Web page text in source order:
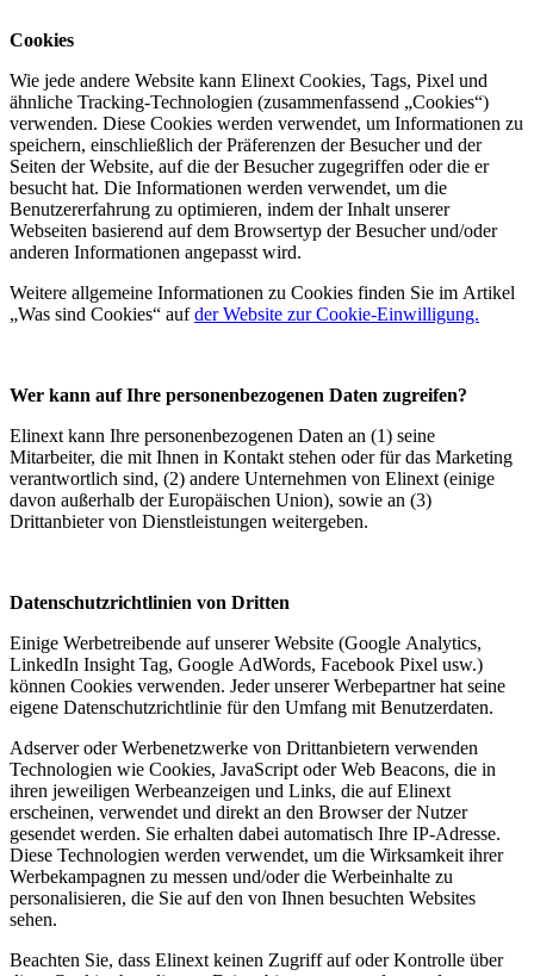
Cookies
Wie jede andere Website kann Elinext Cookies, Tags, Pixel und
ähnliche Tracking-Technologien (zusammenfassend „Cookies“)
verwenden. Diese Cookies werden verwendet, um Informationen zu
speichern, einschließlich der Präferenzen der Besucher und der
Seiten der Website, auf die der Besucher zugegriffen oder die er
besucht hat. Die Informationen werden verwendet, um die
Benutzererfahrung zu optimieren, indem der Inhalt unserer
Webseiten basierend auf dem Browsertyp der Besucher und/oder
anderen Informationen angepasst wird.
Weitere allgemeine Informationen zu Cookies finden Sie im Artikel
„Was sind Cookies“ aufder Website zur Cookie-Einwilligung.
Wer kann auf Ihre personenbezogenen Daten zugreifen?
Elinext kann Ihre personenbezogenen Daten an (1) seine
Mitarbeiter, die mit Ihnen in Kontakt stehen oder für das Marketing
verantwortlich sind, (2) andere Unternehmen von Elinext (einige
davon außerhalb der Europäischen Union), sowie an (3)
Drittanbieter von Dienstleistungen weitergeben.
Datenschutzrichtlinien von Dritten
Einige Werbetreibende auf unserer Website (Google Analytics,
LinkedIn Insight Tag, Google AdWords, Facebook Pixel usw.)
können Cookies verwenden. Jeder unserer Werbepartner hat seine
eigene Datenschutzrichtlinie für den Umfang mit Benutzerdaten.
Adserver oder Werbenetzwerke von Drittanbietern verwenden
Technologien wie Cookies, JavaScript oder Web Beacons, die in
ihren jeweiligen Werbeanzeigen und Links, die auf Elinext
erscheinen, verwendet und direkt an den Browser der Nutzer
gesendet werden. Sie erhalten dabei automatisch Ihre IP-Adresse.
Diese Technologien werden verwendet, um die Wirksamkeit ihrer
Werbekampagnen zu messen und/oder die Werbeinhalte zu
personalisieren, die Sie auf den von Ihnen besuchten Websites
sehen.
Beachten Sie, dass Elinext keinen Zugriff auf oder Kontrolle über